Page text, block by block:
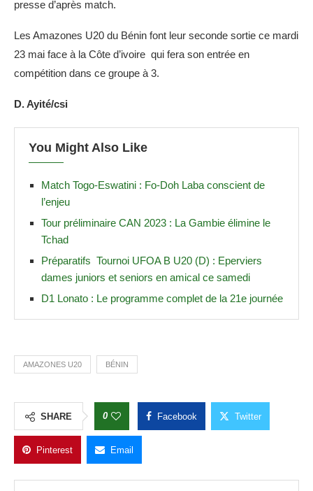
presse d’après match.
Les Amazones U20 du Bénin font leur seconde sortie ce mardi
23 mai face à la Côte d’ivoire qui fera son entrée en
compétition dans ce groupe à 3.
D. Ayité/csi
You Might Also Like
Match Togo-Eswatini : Fo-Doh Laba conscient de
l’enjeu
Tour préliminaire CAN 2023 : La Gambie élimine le
Tchad
Préparatifs Tournoi UFOA B U20 (D) : Eperviers
dames juniors et seniors en amical ce samedi
D1 Lonato : Le programme complet de la 21e journée
AMAZONES U20 BÉNIN
SHARE 0 Facebook Twitter
Pinterest Email